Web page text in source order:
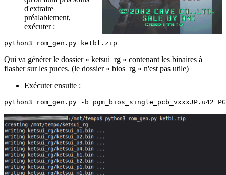
d'extraire
préalablement,
exécuter :
python3 rom_gen.py ketbl.zip
Qui va générer le dossier « ketsui_rg » contenant les binaires à
flasher sur les puces. (le dossier « bios_rg » n'est pas utile)
Exécuter ensuite :
python3 rom_gen.py -b pgm_bios_single_pcb_vxxxJP.u42